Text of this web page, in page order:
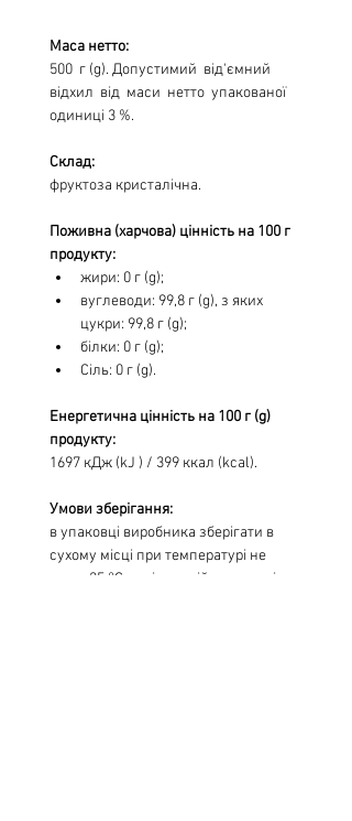
Маса нетто:
500  г (g). Допустимий  від'ємний
відхил  від  маси  нетто  упакованої
одиниці 3 %.
Склад:
фруктоза кристалічна.
Поживна (харчова) цiннiсть на 100 г
продукту:
жири: 0 г (g);
вуглеводи: 99,8 г (g), з яких
цукри: 99,8 г (g);
білки: 0 г (g);
Сіль: 0 г (g).
Енергетична цінність на 100 г (g)
продукту:
1697 кДж (kJ ) / 399 ккал (kcal).
Умови зберігання:
в упаковці виробника зберігати в
сухому місці при температурі не
вище 25 °С та відносній вологості